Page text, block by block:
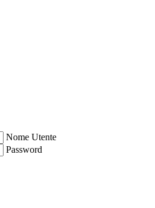
Nome Utente
Password